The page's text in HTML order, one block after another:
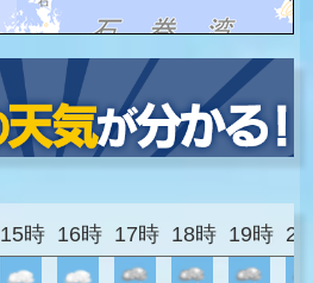
15時 16時 17時 18時 19時